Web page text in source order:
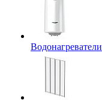
Водонагреватели